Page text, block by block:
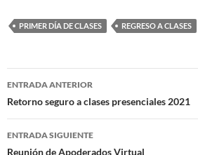
PRIMER DÍA DE CLASES REGRESO A CLASES
Navegación
de
entradas
ENTRADA ANTERIOR
Retorno seguro a clases presenciales 2021
ENTRADA SIGUIENTE
Reunión de Apoderados Virtual